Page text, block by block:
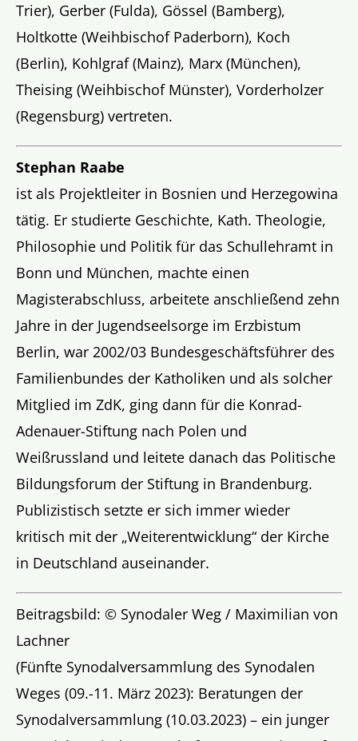
Trier), Gerber (Fulda), Gössel (Bamberg),
Holtkotte (Weihbischof Paderborn), Koch
(Berlin), Kohlgraf (Mainz), Marx (München),
Theising (Weihbischof Münster), Vorderholzer
(Regensburg) vertreten.
Stephan Raabe
ist als Projektleiter in Bosnien und Herzegowina
tätig. Er studierte Geschichte, Kath. Theologie,
Philosophie und Politik für das Schullehramt in
Bonn und München, machte einen
Magisterabschluss, arbeitete anschließend zehn
Jahre in der Jugendseelsorge im Erzbistum
Berlin, war 2002/03 Bundesgeschäftsführer des
Familienbundes der Katholiken und als solcher
Mitglied im ZdK, ging dann für die Konrad-
Adenauer-Stiftung nach Polen und
Weißrussland und leitete danach das Politische
Bildungsforum der Stiftung in Brandenburg.
Publizistisch setzte er sich immer wieder
kritisch mit der „Weiterentwicklung“ der Kirche
in Deutschland auseinander.
Beitragsbild: © Synodaler Weg / Maximilian von
Lachner
(Fünfte Synodalversammlung des Synodalen
Weges (09.-11. März 2023): Beratungen der
Synodalversammlung (10.03.2023) – ein junger